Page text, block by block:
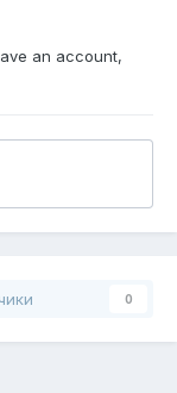
an account,
0